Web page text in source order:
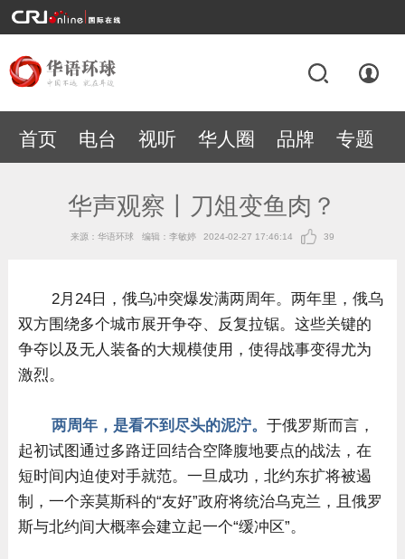
首页 电台 视听 华人圈 品牌 专题
华声观察丨刀俎变鱼肉？
来源：华语环球 编辑：李敏婷 2024-02-27 17:46:14 39
2月24日，俄乌冲突爆发满两周年。两年里，俄乌
双方围绕多个城市展开争夺、反复拉锯。这些关键的
争夺以及无人装备的大规模使用，使得战事变得尤为
激烈。
两周年，是看不到尽头的泥泞。 于俄罗斯而言，
起初试图通过多路迂回结合空降腹地要点的战法，在
短时间内迫使对手就范。一旦成功，北约东扩将被遏
制，一个亲莫斯科的“友好”政府将统治乌克兰，且俄罗
斯与北约间大概率会建立起一个“缓冲区”。